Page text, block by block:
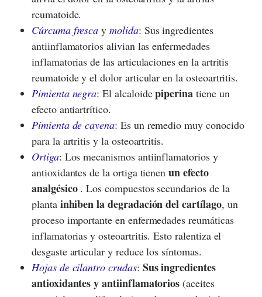
reumatoide.
Cúrcuma fresca ymolida: Sus ingredientes
antiinflamatorios alivian las enfermedades
inflamatorias de las articulaciones en la artritis
reumatoide y el dolor articular en la osteoartritis.
Pimienta negra: El alcaloidepiperina tiene un
efecto antiartrítico.
Pimienta de cayena: Es un remedio muy conocido
para la artritis y la osteoartritis.
Ortiga: Los mecanismos antiinflamatorios y
antioxidantes de la ortiga tienenun efecto
analgésico. Los compuestos secundarios de la
planta inhiben la degradación del cartílago, un
proceso importante en enfermedades reumáticas
inflamatorias y osteoartritis. Esto ralentiza el
desgaste articular y reduce los síntomas.
Hojas de cilantro crudas: Sus ingredientes
antioxidantes y antiinflamatorios (aceites